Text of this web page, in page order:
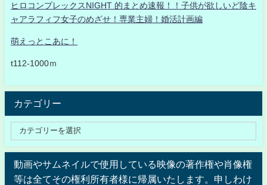
ヒロコンプレックスNIGHT 的まとめ速報！！子供が欲しいど陰キ
ャアラフィフ女子のめざせ！専業主婦！婚活計画編
萌えっとこあに！
t112-1000ｍ
カテゴリー
動画やサムネイルで使用している映像の著作権や肖像権
等は全てその権利所有者様に帰属いたします。申しわけ